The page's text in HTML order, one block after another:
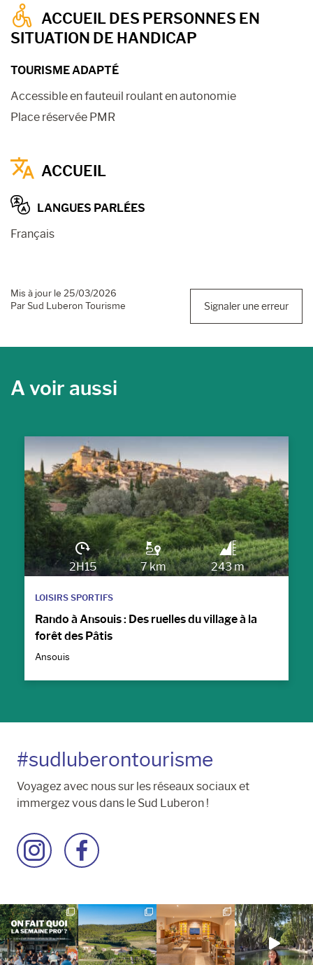
ACCUEIL DES PERSONNES EN
SITUATION DE HANDICAP
TOURISME ADAPTÉ
Accessible en fauteuil roulant en autonomie
Place réservée PMR
ACCUEIL
LANGUES PARLÉES
Français
Mis à jour le 25/03/2026
Par Sud Luberon Tourisme
Signaler une erreur
A voir aussi
2H15 7 km 243 m
LOISIRS SPORTIFS
Rando à Ansouis : Des ruelles du village à la
forêt des Pâtis
Ansouis
#sudluberontourisme
Voyagez avec nous sur les réseaux sociaux et
immergez vous dans le Sud Luberon !
Accéder
à
Instagram
Accéder
à
Facebook